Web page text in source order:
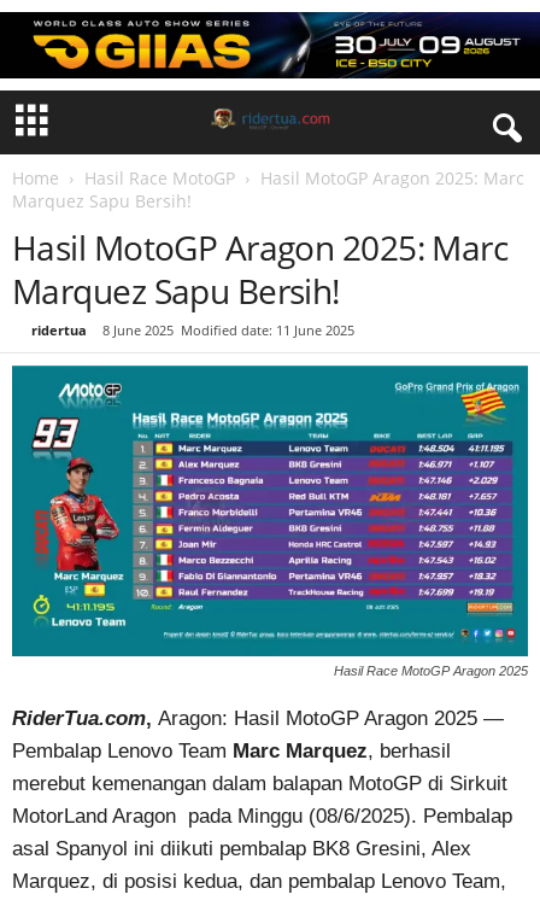
Home Hasil Race MotoGP
Hasil MotoGP Aragon 2025: Marc
Marquez Sapu Bersih!
Hasil MotoGP Aragon 2025: Marc
Marquez Sapu Bersih!
ridertua 8 June 2025 Modified date: 11 June 2025
Hasil Race MotoGP Aragon 2025
RiderTua.com, Aragon: Hasil MotoGP Aragon 2025 —
Pembalap Lenovo Team Marc Marquez, berhasil
merebut kemenangan dalam balapan MotoGP di Sirkuit
MotorLand Aragon pada Minggu (08/6/2025). Pembalap
asal Spanyol ini diikuti pembalap BK8 Gresini, Alex
Marquez, di posisi kedua, dan pembalap Lenovo Team,